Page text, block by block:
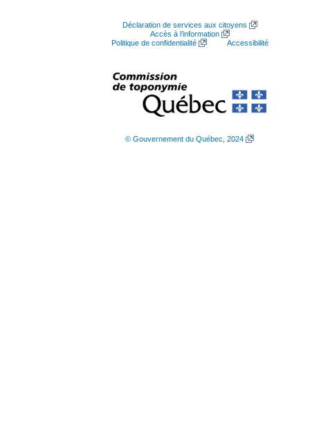
Déclaration de services aux citoyens
Accès à l’information
Politique de confidentialité
Accessibilité
© Gouvernement du Québec, 2024